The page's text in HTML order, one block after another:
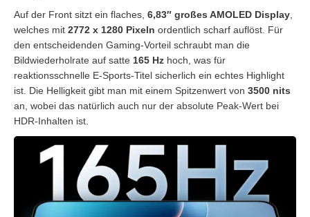
Auf der Front sitzt ein flaches, 6,83″ großes AMOLED Display
welches mit 2772 x 1280 Pixeln ordentlich scharf auflöst. Für
den entscheidenden Gaming-Vorteil schraubt man die
Bildwiederholrate auf satte 165 Hz hoch, was für
reaktionsschnelle E-Sports-Titel sicherlich ein echtes Highlight
ist. Die Helligkeit gibt man mit einem Spitzenwert von 3500 nits
an, wobei das natürlich auch nur der absolute Peak-Wert bei
HDR-Inhalten ist.